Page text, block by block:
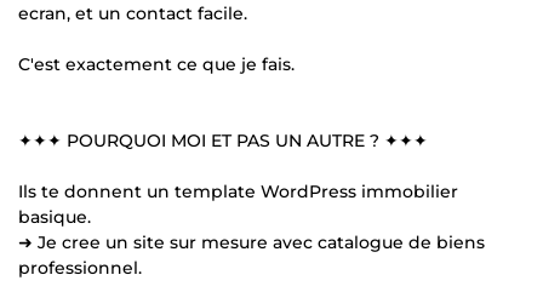
ecran, et un contact facile.
C'est exactement ce que je fais.
✦✦✦ POURQUOI MOI ET PAS UN AUTRE ? ✦✦✦
Ils te donnent un template WordPress immobilier
basique.
➜ Je cree un site sur mesure avec catalogue de biens
professionnel.